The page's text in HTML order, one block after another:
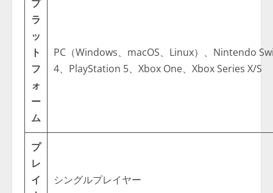
プ
ラ
ッ
ト
フ
ォ
ー
ム
PC（Windows、macOS、Linux）、Nintendo
4、PlayStation 5、Xbox One、Xbox Series X/S
プ
レ
イ
シングルプレイヤー